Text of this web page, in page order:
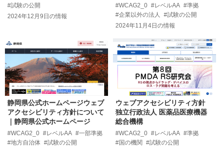
#試験の公開
2024年12月9日の情報
#WCAG2_0 #レベルAA #準拠
#企業以外の法人
#試験の公開
2024年11月4日の情報
静岡県公式ホームページウェブ
アクセシビリティ方針について
｜静岡県公式ホームページ
#WCAG2_0 #レベルAA #一部準拠
#地方自治体 #試験の公開
ウェブアクセシビリティ方針
独立行政法人 医薬品医療機器
総合機構
#WCAG2_0 #レベルAA #準拠
#国の機関 #試験の公開